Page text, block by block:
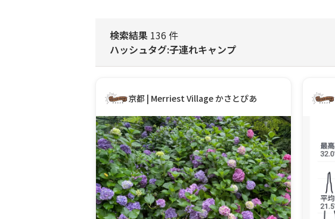
検索結果 136 件
ハッシュタグ:子連れキャンプ
京都 | Merriest Village かさとぴあ